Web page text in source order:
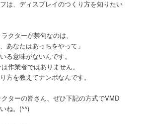
は、ディスプレイのつくり方を知りたい
クターが禁句なのは、
あなたはあっちをやって」
る意味がないんです。
作業者ではありません。
方を教えてナンボなんです。
ターの皆さん、ぜひ下記の方式でVMD
ね。(^^)